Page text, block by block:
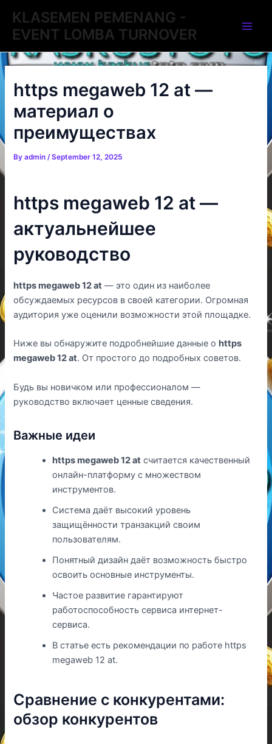
content
KLASEMEN PEMENANG -
EVENT LOMBA TURNOVER
https megaweb 12 at —
материал о
преимуществах
Byadmin/September 12, 2025
https megaweb 12 at —
актуальнейшее
руководство
https megaweb 12 at — это один из наиболее
обсуждаемых ресурсов в своей категории. Огромная
аудитория уже оценили возможности этой площадке.
Ниже вы обнаружите подробнейшие данные о https
megaweb 12 at. От простого до подробных советов.
Будь вы новичком или профессионалом —
руководство включает ценные сведения.
Важные идеи
https megaweb 12 at считается качественный
онлайн-платформу с множеством
инструментов.
Система даёт высокий уровень
защищённости транзакций своим
пользователям.
Понятный дизайн даёт возможность быстро
освоить основные инструменты.
Частое развитие гарантируют
работоспособность сервиса интернет-
сервиса.
В статье есть рекомендации по работе https
megaweb 12 at.
Сравнение с конкурентами:
обзор конкурентов
navigation